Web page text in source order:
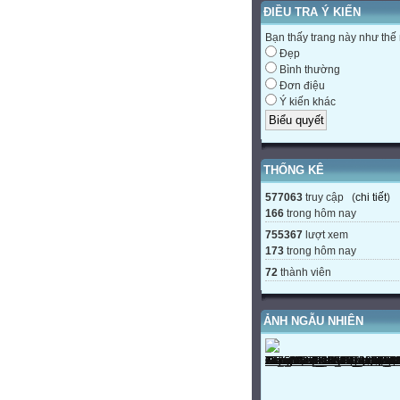
ĐIỀU TRA Ý KIẾN
Bạn thấy trang này như thế
Đẹp
Bình thường
Đơn điệu
Ý kiến khác
THỐNG KÊ
577063 truy cập (chi tiết)
166 trong hôm nay
755367 lượt xem
173 trong hôm nay
72 thành viên
ẢNH NGẪU NHIÊN